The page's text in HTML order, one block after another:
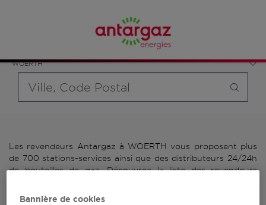
WOERTH
bouteille souhaité et le type de point de vente (revendeur /
distributeur automatique de bouteilles de gaz ou station GPL
carburant)
Les revendeurs Antargaz à WOERTH vous proposent plus
de 700 stations-services ainsi que des distributeurs 24/24h
de bouteilles de gaz. Découvrez la liste des revendeurs
votre stations GPL ou distributeurs de bouteilles de gaz.
Bannière de cookies